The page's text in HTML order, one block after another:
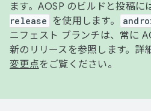
ます。AOSP のビルドと投稿に
release
を使用します。
ニフェスト ブランチは、常に
新のリリースを参照します。詳
変更点をご覧ください。